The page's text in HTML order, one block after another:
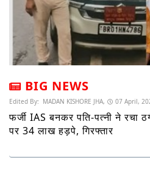
BIG NEWS
Edited By: MADAN KISHORE JHA, 07 April,
फर्जी IAS बनकर पति-पत्नी ने रचा
पर 34 लाख हड़पे, गिरफ्तार